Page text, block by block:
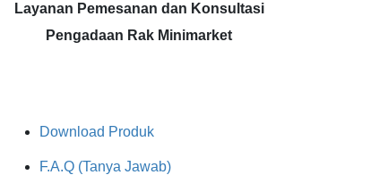
Layanan Pemesanan dan Konsultasi
Pengadaan Rak Minimarket
Download Produk
F.A.Q (Tanya Jawab)